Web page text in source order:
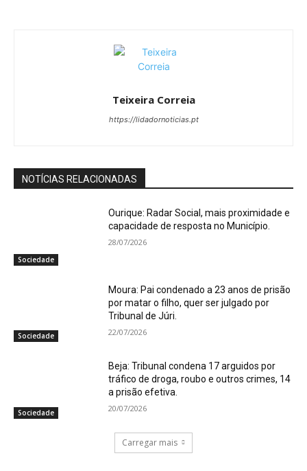
Teixeira Correia
https://lidadornoticias.pt
NOTÍCIAS RELACIONADAS
Sociedade
Ourique: Radar Social, mais proximidade e
capacidade de resposta no Município.
28/07/2026
Sociedade
Moura: Pai condenado a 23 anos de prisão
por matar o filho, quer ser julgado por
Tribunal de Júri.
22/07/2026
Sociedade
Beja: Tribunal condena 17 arguidos por
tráfico de droga, roubo e outros crimes, 14
a prisão efetiva.
20/07/2026
Carregar mais